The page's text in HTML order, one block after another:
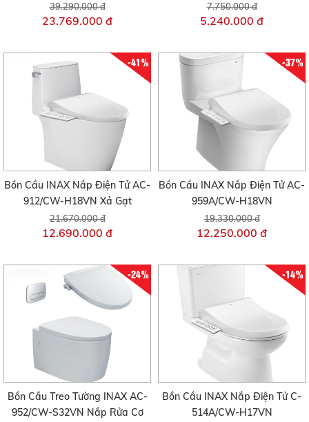
39.290.000 đ
23.769.000 đ
7.750.000 đ
5.240.000 đ
-41%
Bồn Cầu INAX Nắp Điện Tử AC-
912/CW-H18VN Xả Gạt
21.670.000 đ
12.690.000 đ
-37%
Bồn Cầu INAX Nắp Điện Tử AC-
959A/CW-H18VN
19.330.000 đ
12.250.000 đ
-24%
Bồn Cầu Treo Tường INAX AC-
952/CW-S32VN Nắp Rửa Cơ
-14%
Bồn Cầu INAX Nắp Điện Tử C-
514A/CW-H17VN